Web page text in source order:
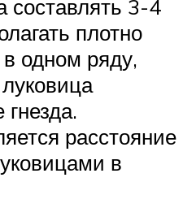
составлять 3-4
плотно
в одном ряду,
расстояние
в